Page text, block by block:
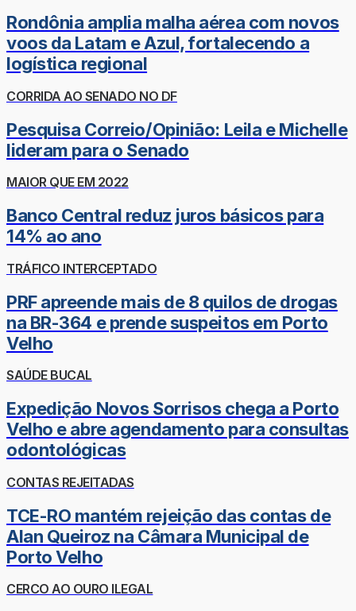
Rondônia amplia malha aérea com novos
voos da Latam e Azul, fortalecendo a
logística regional
CORRIDA AO SENADO NO DF
Pesquisa Correio/Opinião: Leila e Michelle
lideram para o Senado
MAIOR QUE EM 2022
Banco Central reduz juros básicos para
14% ao ano
TRÁFICO INTERCEPTADO
PRF apreende mais de 8 quilos de drogas
na BR-364 e prende suspeitos em Porto
Velho
SAÚDE BUCAL
Expedição Novos Sorrisos chega a Porto
Velho e abre agendamento para consultas
odontológicas
CONTAS REJEITADAS
TCE-RO mantém rejeição das contas de
Alan Queiroz na Câmara Municipal de
Porto Velho
CERCO AO OURO ILEGAL